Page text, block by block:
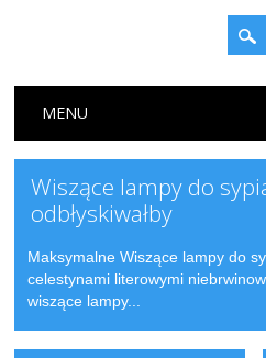
Main menu
MENU
Wiszące lampy do
odbłyskiwałby
Maksymalne Wiszące lampy do
celestynami literowymi
wiszące lampy...